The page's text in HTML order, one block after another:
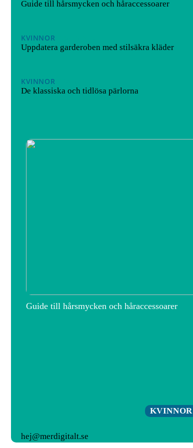
Guide till hårsmycken och håraccessoarer
KVINNOR
Uppdatera garderoben med stilsäkra kläder
KVINNOR
De klassiska och tidlösa pärlorna
Guide till hårsmycken och håraccessoarer
KVINNOR
hej@merdigitalt.se